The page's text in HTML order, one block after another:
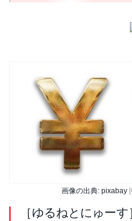
画像の出典: pixabay
［ゆるねとにゅー